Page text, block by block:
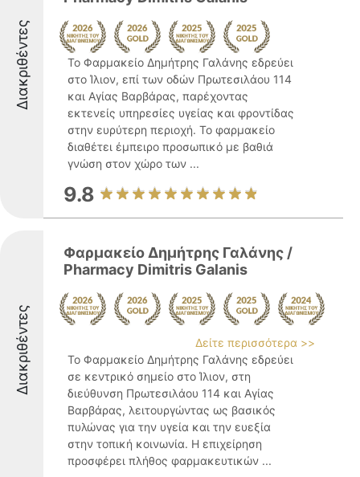
Διακριθέντες
Το Φαρμακείο Δημήτρης Γαλάνης εδρεύει
στο Ίλιον, επί των οδών Πρωτεσιλάου 114
και Αγίας Βαρβάρας, παρέχοντας
εκτενείς υπηρεσίες υγείας και φροντίδας
στην ευρύτερη περιοχή. Το φαρμακείο
διαθέτει έμπειρο προσωπικό με βαθιά
γνώση στον χώρο των ...
9.8
Διακριθέντες
Φαρμακείο Δημήτρης Γαλάνης /
Pharmacy Dimitris Galanis
Δείτε περισσότερα >>
Το Φαρμακείο Δημήτρης Γαλάνης εδρεύει
σε κεντρικό σημείο στο Ίλιον, στη
διεύθυνση Πρωτεσιλάου 114 και Αγίας
Βαρβάρας, λειτουργώντας ως βασικός
πυλώνας για την υγεία και την ευεξία
στην τοπική κοινωνία. Η επιχείρηση
προσφέρει πλήθος φαρμακευτικών ...